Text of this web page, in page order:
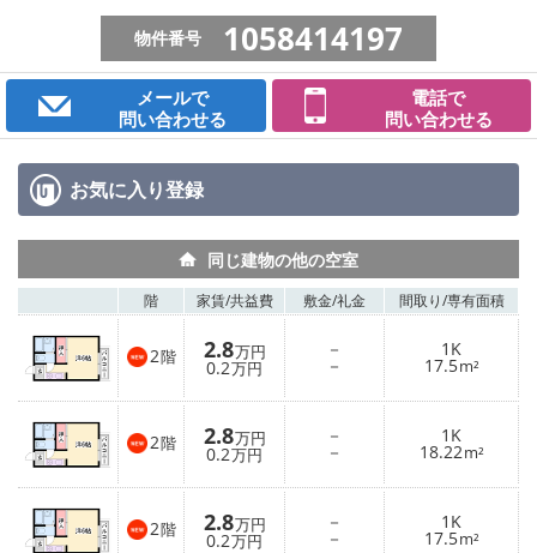
物件番号 1058414197
メールで
問い合わせる
電話で
問い合わせる
お気に入り登録
同じ建物の他の空室
階 家賃/共益費 敷金/礼金 間取り/専有面積
2階 2.8万円
0.2万円
－
－
1K
17.5m²
2階 2.8万円
0.2万円
－
－
1K
18.22m²
2階 2.8万円
0.2万円
－
－
1K
17.5m²